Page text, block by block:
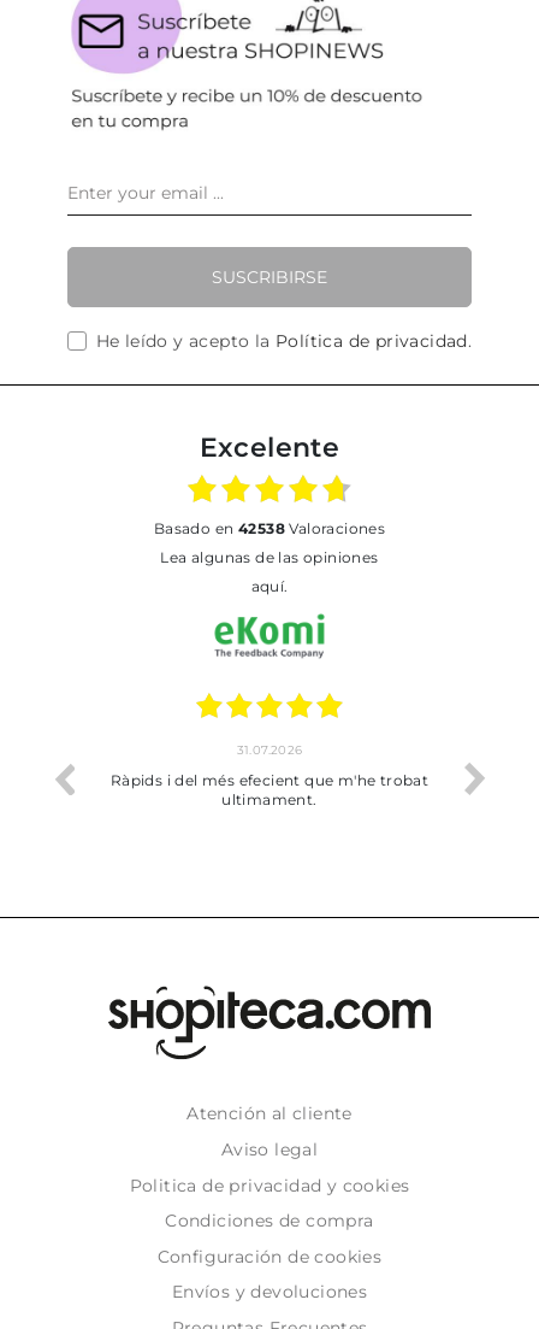
SUSCRIBIRSE
He leído y acepto la Política de privacidad.
Excelente
basado en 42538Valoraciones
Lea algunas de las opiniones
aquí.
31.07.2026
Ràpids i del més efecient que m'he trobat
ultimament.
Atención al cliente
Aviso legal
Politica de privacidad y cookies
Condiciones de compra
Configuración de cookies
Envíos y devoluciones